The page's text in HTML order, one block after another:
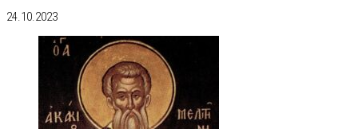
24.10.2023